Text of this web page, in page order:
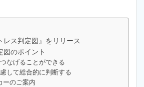
レス判定図』をリリース
図のポイント
なげることができる
して総合的に判断する
ーのご案内